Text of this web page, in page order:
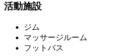
活動施設
ジム
マッサージルーム
フットバス